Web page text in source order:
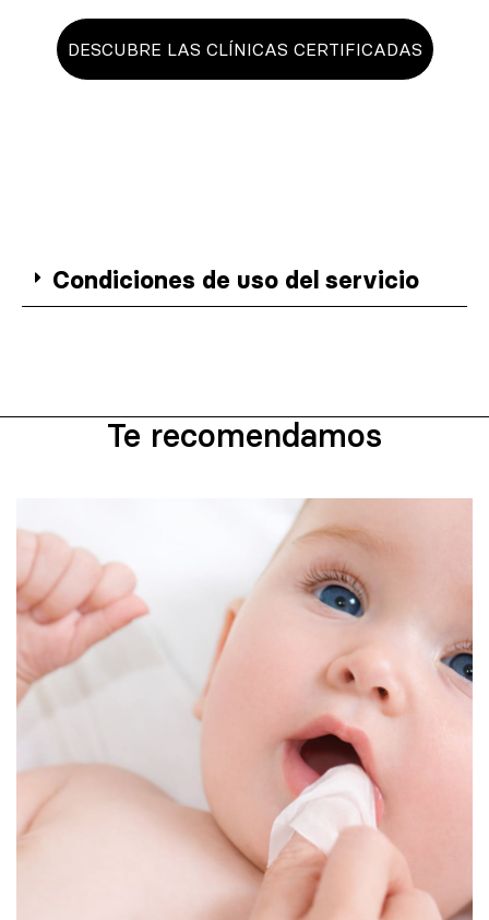
DESCUBRE LAS CLÍNICAS CERTIFICADAS
Condiciones de uso del servicio
Te recomendamos